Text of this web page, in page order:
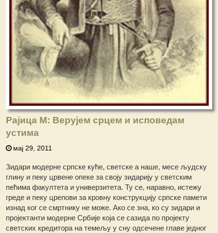
Рајица М: Верујем срцем и исповедам
устима
мај 29, 2011
Зидари модерне српске куће, светске а наше, месе људску
глину и пеку црвене опеке за своју зидарију у светским
пећима факултета и универзитета. Ту се, наравно, истежу
греде и пеку црепови за кровну конструкцију српске памети
изнад ког се смртнику не може. Ако се зна, ко су зидари и
пројектанти модерне Србије која се сазида по пројекту
светских кредитора на темељу у сну одсечене главе једног